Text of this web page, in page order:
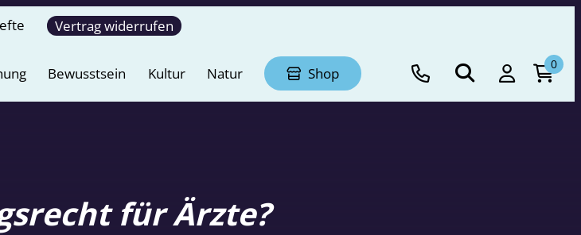
Vertrag widerrufen
Bewusstsein Kultur Natur Shop
0
für Ärzte?